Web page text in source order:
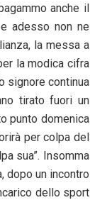
anche il
adesso non ne
la messa a
la modica cifra
signore continua
tirato fuori un
punto domenica
per colpa del
sua”. Insomma
dopo un incontro
dello sport